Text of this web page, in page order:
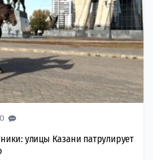
улицы Казани патрулирует